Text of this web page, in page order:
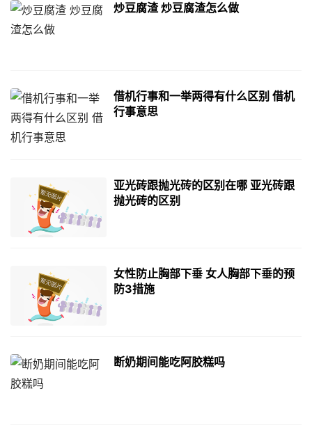
炒豆腐渣 炒豆腐渣怎么做
借机行事和一举两得有什么区别 借机
行事意思
亚光砖跟抛光砖的区别在哪 亚光砖跟
抛光砖的区别
女性防止胸部下垂 女人胸部下垂的预
防3措施
断奶期间能吃阿胶糕吗